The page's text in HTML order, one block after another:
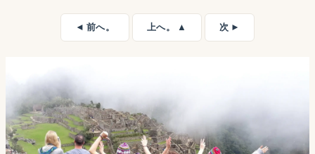
◄ 前へ。 上へ。 ▲ 次 ►